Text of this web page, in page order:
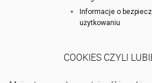
Informacje o
użytkowaniu
COOKIES CZYLI